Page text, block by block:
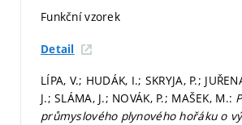
Funkční vzorek
Detail
LÍPA, V.; HUDÁK, I.; SKRYJA, P.;
J.; SLÁMA, J.; NOVÁK, P.; MAŠEK, M.:
průmyslového plynového hořáku o